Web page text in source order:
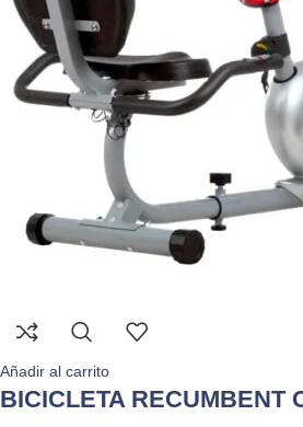
Añadir al carrito
BICICLETA RECUMBENT